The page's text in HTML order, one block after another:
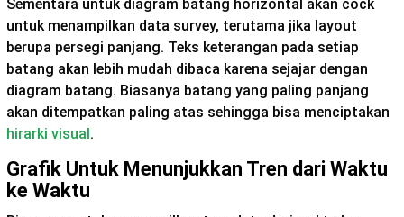
Sementara untuk diagram batang horizontal akan cock
untuk menampilkan data survey, terutama jika layout
berupa persegi panjang. Teks keterangan pada setiap
batang akan lebih mudah dibaca karena sejajar dengan
diagram batang. Biasanya batang yang paling panjang
akan ditempatkan paling atas sehingga bisa menciptakan
hirarki visual .
Grafik Untuk Menunjukkan Tren dari Waktu
ke Waktu